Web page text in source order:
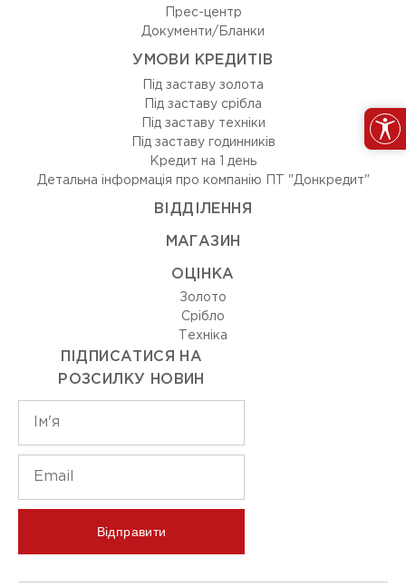
Прес-центр
Документи/Бланки
УМОВИ КРЕДИТІВ
Під заставу золота
Під заставу срібла
Під заставу техніки
Під заставу годинників
Кредит на 1 день
Детальна інформація про компанію ПТ "Донкредит"
ВIДДIЛЕННЯ
МАГАЗИН
ОЦIНКА
Золото
Срiбло
Технiка
ПІДПИСАТИСЯ НА
РОЗСИЛКУ НОВИН
Відправити